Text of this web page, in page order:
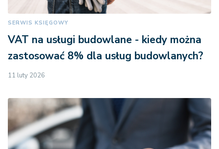
SERWIS KSIĘGOWY
VAT na usługi budowlane - kiedy można
zastosować 8% dla usług budowlanych?
11 luty 2026